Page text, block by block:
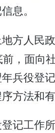
息。
方人民
，面向
兵役登
方法和有
记工作